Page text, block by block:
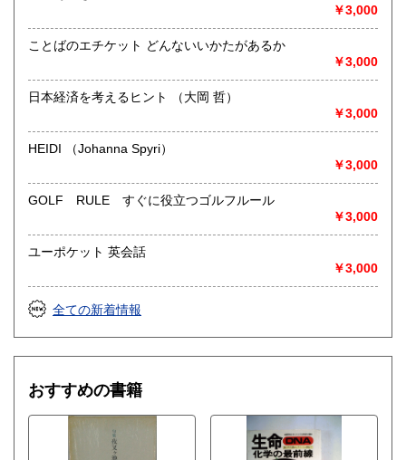
￥3,000
ことばのエチケット どんないいかたがあるか
￥3,000
日本経済を考えるヒント （大岡 哲）
￥3,000
HEIDI （Johanna Spyri）
￥3,000
GOLF RULE すぐに役立つゴルフルール
￥3,000
ユーポケット 英会話
￥3,000
全ての新着情報
おすすめの書籍